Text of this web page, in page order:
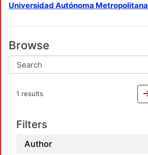
Universidad Autónoma Metropolitana
Browse
1 results
Filters
Author